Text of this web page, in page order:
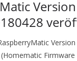
Version
Version